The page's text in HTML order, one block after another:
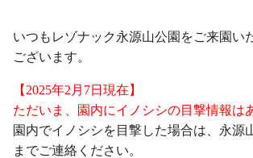
いつもレゾナック永源山公園をご来園い
ございます。
【2025年2月7日現在】
ただいま、園内にイノシシの目撃情報は
園内でイノシシを目撃した場合は、永源
までご連絡ください。